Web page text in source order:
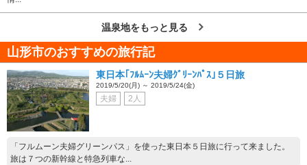
温泉地をもっと見る
山形市のおすすめの旅行記
東日本｢ﾌﾙﾑｰﾝ夫婦ｸﾞﾘｰﾝﾊﾟｽ｣５日旅
2019/5/20(月) ～ 2019/5/24(金)
夫婦 2人
「フルムーン夫婦グリーンパス」を使った東日本５日旅に行って来ました。
旅は７つの新幹線と特急列車な...